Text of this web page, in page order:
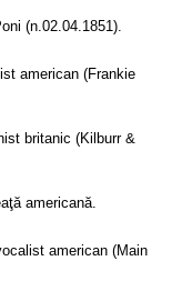
(n.02.04.1851).
american (Frankie
britanic (Kilburr &
americană.
american (Main